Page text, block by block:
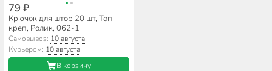
79 ₽
Крючок для штор 20 шт, Топ-
креп, Ролик, 062-1
Самовывоз: 10 августа
Курьером: 10 августа
В корзину